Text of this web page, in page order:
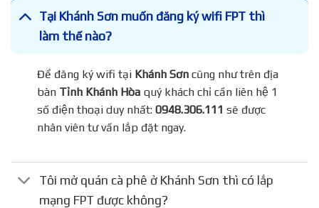
Tại Khánh Sơn muốn đăng ký wifi FPT thì
làm thế nào?
Để đăng ký wifi tạiKhánh Sơncũng như trên địa
bànTỉnh Khánh Hòaquý khách chỉ cần liên hệ 1
số điện thoại duy nhất:0948.306.111 sẽ được
nhân viên tư vấn lắp đặt ngay.
Tôi mở quán cà phê ở Khánh Sơn thì có lắp
mạng FPT được không?